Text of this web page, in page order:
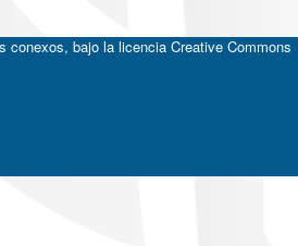
conexos, bajo la licencia Creative Commons